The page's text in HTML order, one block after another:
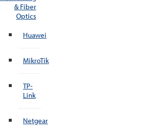
& Fiber
Optics
Huawei
MikroTik
TP-
Link
Netgear